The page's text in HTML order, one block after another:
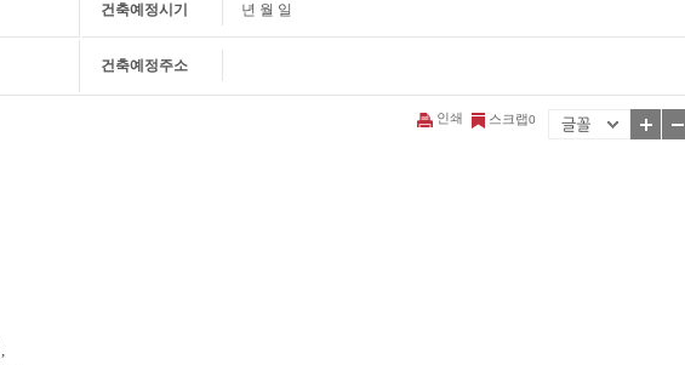
건축예정시기 년 월 일
건축예정주소
인쇄 스크랩0
,